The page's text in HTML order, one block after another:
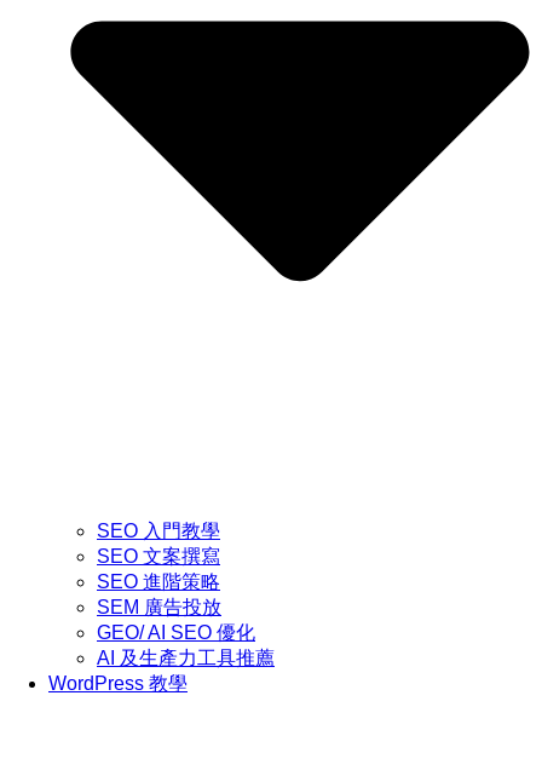
SEO 入門教學
SEO 文案撰寫
SEO 進階策略
SEM 廣告投放
GEO/ AI SEO 優化
AI 及生產力工具推薦
WordPress 教學